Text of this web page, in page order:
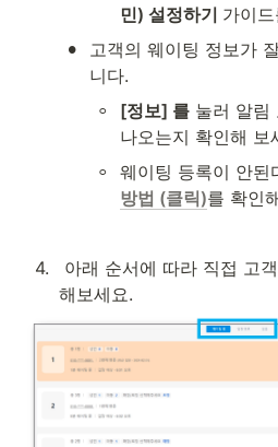
민) 설정하기 가이
•
고객의 웨이팅 정보가
니다.
◦ [정보] 를 눌러 알림
나오는지 확인해 보
◦ 웨이팅 등록이 안된
방법 (클릭)를 확인
4.
해보세요.